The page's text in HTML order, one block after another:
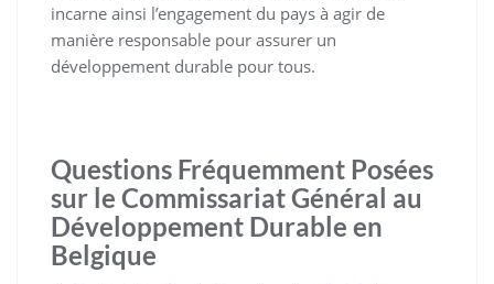
incarne ainsi l’engagement du pays à agir de
manière responsable pour assurer un
développement durable pour tous.
Questions Fréquemment Posées
sur le Commissariat Général au
Développement Durable en
Belgique